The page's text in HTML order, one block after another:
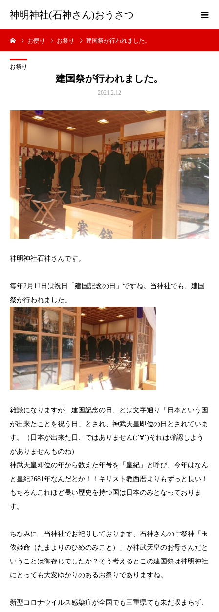
神明神社(石神さん)おうさつ
お便り お祭り 建国祭が行われました。
お祭り
建国祭が行われました。
2021.2.12
神明神社石神さんです。
毎年2月11日は祝日「建国記念の日」ですね。当神社でも、建国
祭が行われました。
雑談になりますが、建国記念の日、とは文字通り「日本という国
が出来たことを祝う日」とされ、神武天皇即位の日とされていま
す。（日本が出来た日、ではありません(;’∀’)それは確認しよう
がありませんものね）
神武天皇即位の年から数えた年号を「皇紀」と呼び、今年はなん
と皇紀2681年なんだとか！！キリスト教西暦よりもずっと長い！
もちろんこれほど長い歴史を持つ国は日本のみとなっておりま
す。
ちなみに…当神社でお祀りしております、石神さんのご祭神「玉
依姫命（たまよりのひめのみこと）」が神武天皇のお母さんだと
いうことは御存じでしたか？そう考えるとこの建国祭は神明神社
にとっても大変ゆかりのあるお祭りでありますね。
新型コロナウイルス感染症が全国でも三重県でも未だ収まらず、